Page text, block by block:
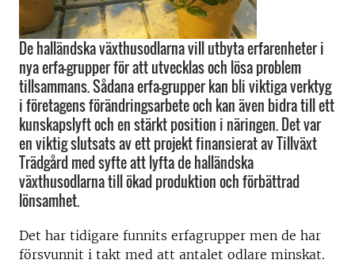
De halländska växthusodlarna vill utbyta erfarenheter i
nya erfa-grupper för att utvecklas och lösa problem
tillsammans. Sådana erfa-grupper kan bli viktiga verktyg
i företagens förändringsarbete och kan även bidra till ett
kunskapslyft och en stärkt position i näringen. Det var
en viktig slutsats av ett projekt finansierat av Tillväxt
Trädgård med syfte att lyfta de halländska
växthusodlarna till ökad produktion och förbättrad
lönsamhet.
Det har tidigare funnits erfagrupper men de har
försvunnit i takt med att antalet odlare minskat.